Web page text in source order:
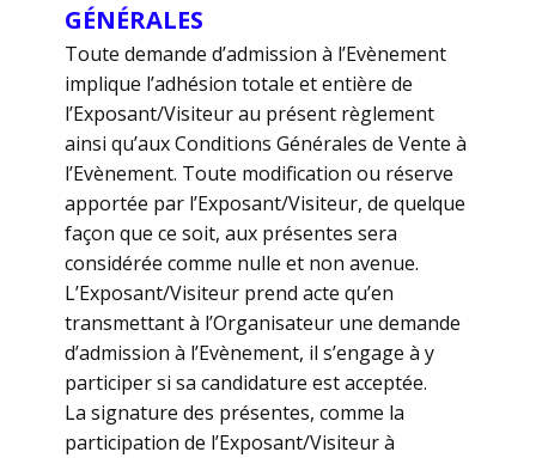
GÉNÉRALES
Toute demande d’admission à l’Evènement
implique l’adhésion totale et entière de
l’Exposant/Visiteur au présent règlement
ainsi qu’aux Conditions Générales de Vente à
l’Evènement. Toute modification ou réserve
apportée par l’Exposant/Visiteur, de quelque
façon que ce soit, aux présentes sera
considérée comme nulle et non avenue.
L’Exposant/Visiteur prend acte qu’en
transmettant à l’Organisateur une demande
d’admission à l’Evènement, il s’engage à y
participer si sa candidature est acceptée.
La signature des présentes, comme la
participation de l’Exposant/Visiteur à